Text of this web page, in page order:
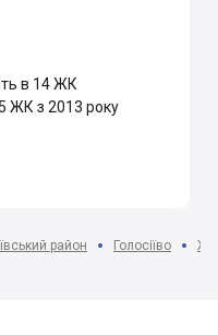
в 14 ЖК
ЖК з 2013 року
район Голосіїво ЖК